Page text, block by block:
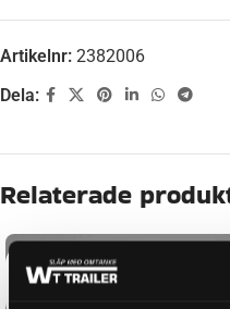
Artikelnr: 2382006
Dela:
Beskrivning